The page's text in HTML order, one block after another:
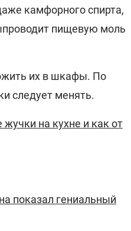
камфорного спирта,
пищевую моль
их в шкафы. По
следует менять.
на кухне и как от
показал гениальный